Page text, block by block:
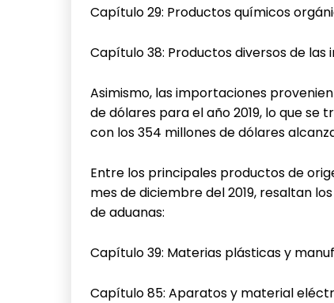
Capítulo 29: Productos químicos
Capítulo 38: Productos diversos de las
Asimismo, las importaciones
de dólares para el año 2019, lo que
con los 354 millones de dólares
Entre los principales productos de
mes de diciembre del 2019, resaltan
de aduanas:
Capítulo 39: Materias plásticas y
Capítulo 85: Aparatos y material